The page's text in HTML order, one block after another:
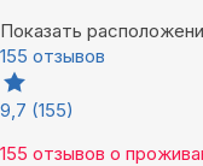
Показать
155 отзывов
9,7 (155)
155 отзывов о